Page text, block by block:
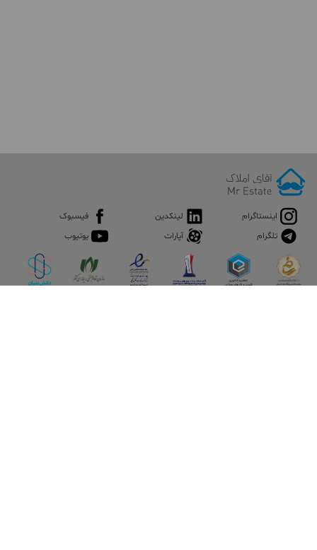
اینستاگرام لینکدین
فیسبوک
تلگرام
آپارات یوتیوب